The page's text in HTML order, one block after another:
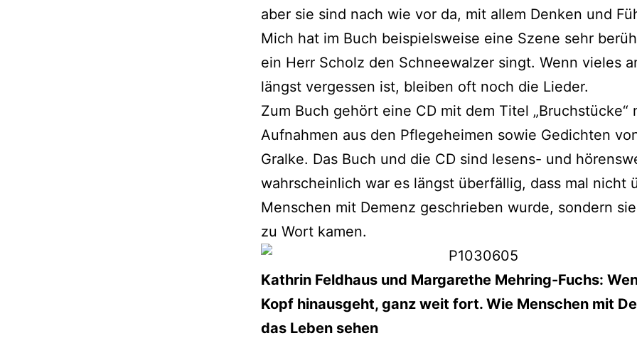
aber sie sind nach wie vor da, mit allem Denken und
Mich hat im Buch bei­spiels­wei­se eine Szene sehr
ein Herr Scholz den Schneewalzer singt. Wenn vie­les
längst ver­ges­sen ist, blei­ben oft noch die Lieder.
Zum Buch gehört eine CD mit dem Titel „Bruchstücke“
Aufnahmen aus den Pflegeheimen sowie Gedichten
Gralke. Das Buch und die CD sind lesens- und
wahr­schein­lich war es längst über­fäl­lig, dass mal nicht
Menschen mit Demenz geschrie­ben wur­de, son­dern
zu Wort kamen.
Kathrin Feldhaus und Margarethe Mehring-Fuchs:
Kopf hin­aus­geht, ganz weit fort. Wie Menschen mit
das Leben sehen